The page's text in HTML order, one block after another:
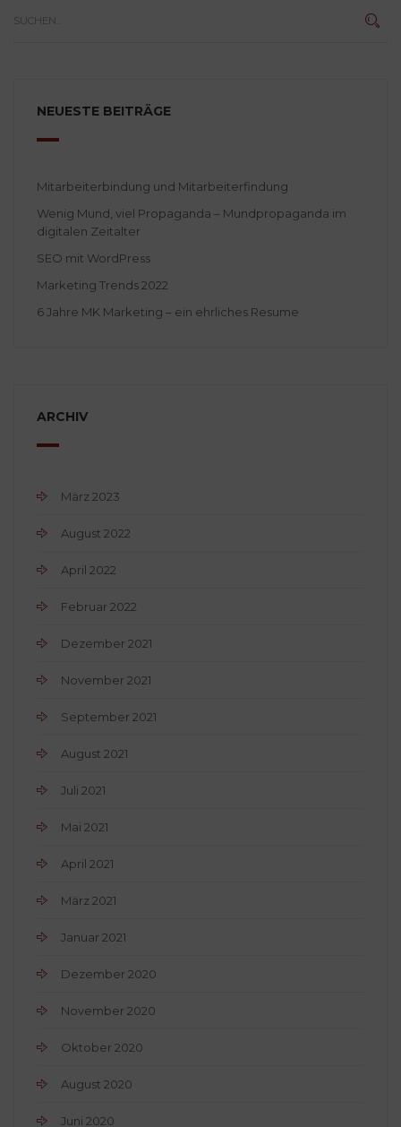
NEUESTE BEITRÄGE
Mitarbeiterbindung und Mitarbeiterfindung
Wenig Mund, viel Propaganda – Mundpropaganda im
digitalen Zeitalter
SEO mit WordPress
Marketing Trends 2022
6 Jahre MK Marketing – ein ehrliches Resume
ARCHIV
März 2023
August 2022
April 2022
Februar 2022
Dezember 2021
November 2021
September 2021
August 2021
Juli 2021
Mai 2021
April 2021
März 2021
Januar 2021
Dezember 2020
November 2020
Oktober 2020
August 2020
Juni 2020